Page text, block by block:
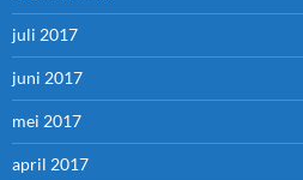
juli 2017
juni 2017
mei 2017
april 2017